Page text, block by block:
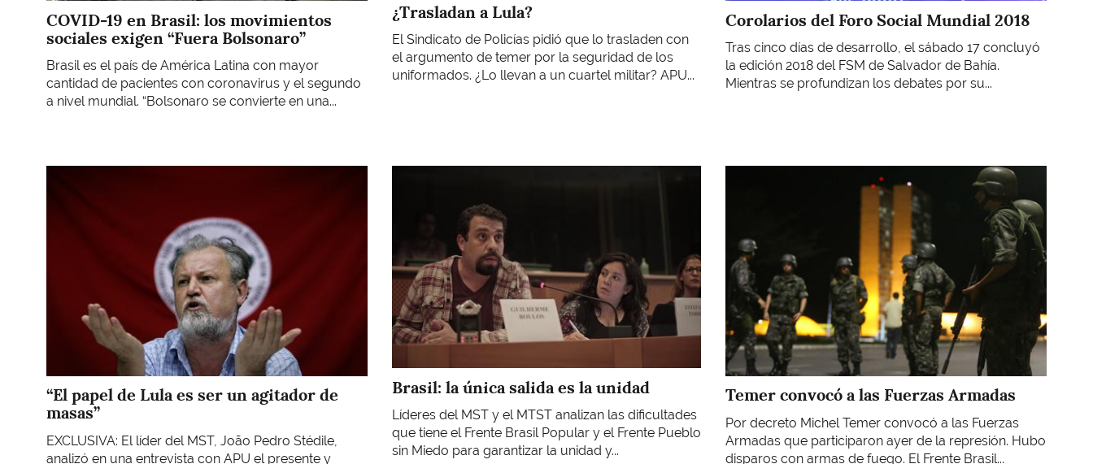
COVID-19 en Brasil: los movimientos
sociales exigen “Fuera Bolsonaro”
Brasil es el país de América Latina con mayor
cantidad de pacientes con coronavirus y el segundo
a nivel mundial. “Bolsonaro se convierte en una...
¿Trasladan a Lula?
El Sindicato de Policías pidió que lo trasladen con
el argumento de temer por la seguridad de los
uniformados. ¿Lo llevan a un cuartel militar? APU...
Corolarios del Foro Social Mundial 2018
Tras cinco días de desarrollo, el sábado 17 concluyó
la edición 2018 del FSM de Salvador de Bahía.
Mientras se profundizan los debates por su...
“El papel de Lula es ser un agitador de
masas”
EXCLUSIVA: El líder del MST, João Pedro Stédile,
analizó en una entrevista con APU el presente y
Brasil: la única salida es la unidad
Líderes del MST y el MTST analizan las dificultades
que tiene el Frente Brasil Popular y el Frente Pueblo
sin Miedo para garantizar la unidad y...
Temer convocó a las Fuerzas Armadas
Por decreto Michel Temer convocó a las Fuerzas
Armadas que participaron ayer de la represión. Hubo
disparos con armas de fuego. El Frente Brasil...